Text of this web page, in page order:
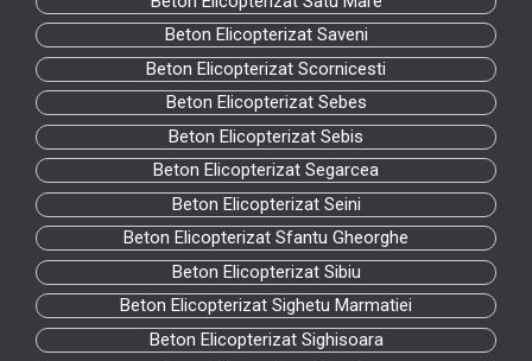
Beton Elicopterizat Saveni
Beton Elicopterizat Scornicesti
Beton Elicopterizat Sebes
Beton Elicopterizat Sebis
Beton Elicopterizat Segarcea
Beton Elicopterizat Seini
Beton Elicopterizat Sfantu Gheorghe
Beton Elicopterizat Sibiu
Beton Elicopterizat Sighetu Marmatiei
Beton Elicopterizat Sighisoara